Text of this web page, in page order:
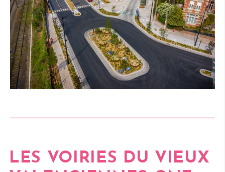
LES VOIRIES DU VIEUX